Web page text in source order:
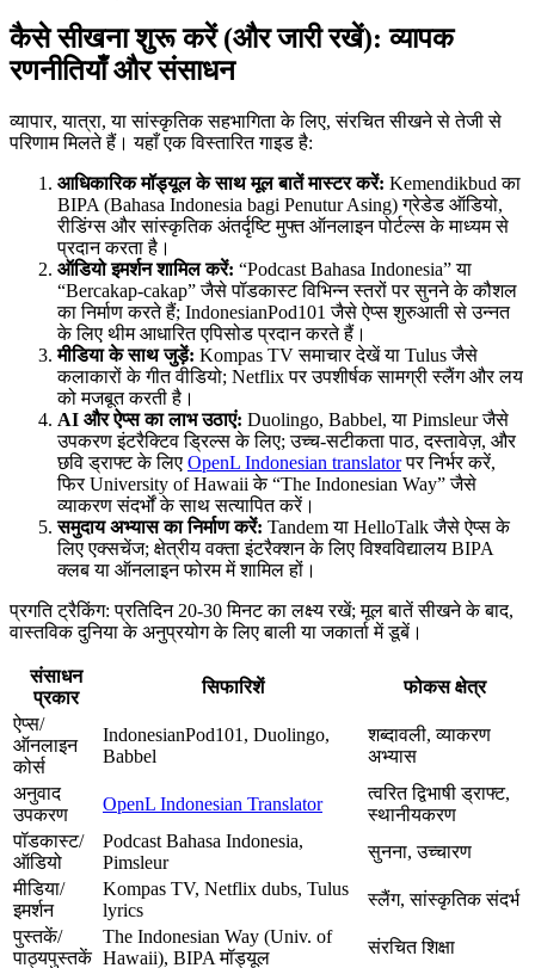
कैसे सीखना शुरू करें (और जारी रखें): व्यापक
रणनीतियाँ और संसाधन
व्यापार, यात्रा, या सांस्कृतिक सहभागिता के लिए, संरचित सीखने से तेजी से
परिणाम मिलते हैं। यहाँ एक विस्तारित गाइड है:
आधिकारिक मॉड्यूल के साथ मूल बातें मास्टर करें: Kemendikbud का
BIPA (Bahasa Indonesia bagi Penutur Asing) ग्रेडेड ऑडियो,
रीडिंग्स और सांस्कृतिक अंतर्दृष्टि मुफ्त ऑनलाइन पोर्टल्स के माध्यम से
प्रदान करता है।
ऑडियो इमर्शन शामिल करें: “Podcast Bahasa Indonesia” या
“Bercakap-cakap” जैसे पॉडकास्ट विभिन्न स्तरों पर सुनने के कौशल
का निर्माण करते हैं; IndonesianPod101 जैसे ऐप्स शुरुआती से उन्नत
के लिए थीम आधारित एपिसोड प्रदान करते हैं।
मीडिया के साथ जुड़ें: Kompas TV समाचार देखें या Tulus जैसे
कलाकारों के गीत वीडियो; Netflix पर उपशीर्षक सामग्री स्लैंग और लय
को मजबूत करती है।
AI और ऐप्स का लाभ उठाएं: Duolingo, Babbel, या Pimsleur जैसे
उपकरण इंटरैक्टिव ड्रिल्स के लिए; उच्च-सटीकता पाठ, दस्तावेज़, और
छवि ड्राफ्ट के लिए OpenL Indonesian translatorपर निर्भर करें,
फिर University of Hawaii के “The Indonesian Way” जैसे
व्याकरण संदर्भों के साथ सत्यापित करें।
समुदाय अभ्यास का निर्माण करें: Tandem या HelloTalk जैसे ऐप्स के
लिए एक्सचेंज; क्षेत्रीय वक्ता इंटरैक्शन के लिए विश्वविद्यालय BIPA
क्लब या ऑनलाइन फोरम में शामिल हों।
प्रगति ट्रैकिंग: प्रतिदिन 20-30 मिनट का लक्ष्य रखें; मूल बातें सीखने के बाद,
वास्तविक दुनिया के अनुप्रयोग के लिए बाली या जकार्ता में डूबें।
संसाधन
प्रकार
सिफारिशें
फोकस क्षेत्र
ऐप्स/
ऑनलाइन
कोर्स
IndonesianPod101, Duolingo,
Babbel
शब्दावली, व्याकरण
अभ्यास
अनुवाद
उपकरण
OpenL Indonesian Translator
त्वरित द्विभाषी ड्राफ्ट,
स्थानीयकरण
पॉडकास्ट/
ऑडियो
Podcast Bahasa Indonesia,
Pimsleur
सुनना, उच्चारण
मीडिया/
इमर्शन
Kompas TV, Netflix dubs, Tulus
lyrics
स्लैंग, सांस्कृतिक संदर्भ
पुस्तकें/
पाठ्यपुस्तकें
The Indonesian Way (Univ. of
Hawaii), BIPA मॉड्यूल
संरचित शिक्षा